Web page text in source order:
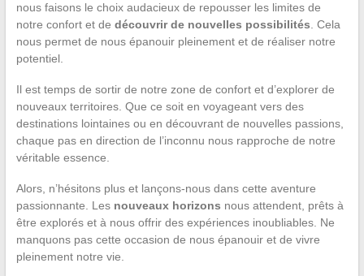
nous faisons le choix audacieux de repousser les limites de
notre confort et de découvrir de nouvelles possibilités . Cela
nous permet de nous épanouir pleinement et de réaliser notre
potentiel.
Il est temps de sortir de notre zone de confort et d’explorer de
nouveaux territoires. Que ce soit en voyageant vers des
destinations lointaines ou en découvrant de nouvelles passions,
chaque pas en direction de l’inconnu nous rapproche de notre
véritable essence.
Alors, n’hésitons plus et lançons-nous dans cette aventure
passionnante. Les nouveaux horizons nous attendent, prêts à
être explorés et à nous offrir des expériences inoubliables. Ne
manquons pas cette occasion de nous épanouir et de vivre
pleinement notre vie.